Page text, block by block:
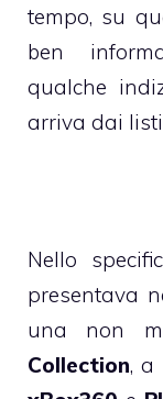
tempo, su
ben
qualche
arriva dai
Nello
presentava
una non
Collection, a